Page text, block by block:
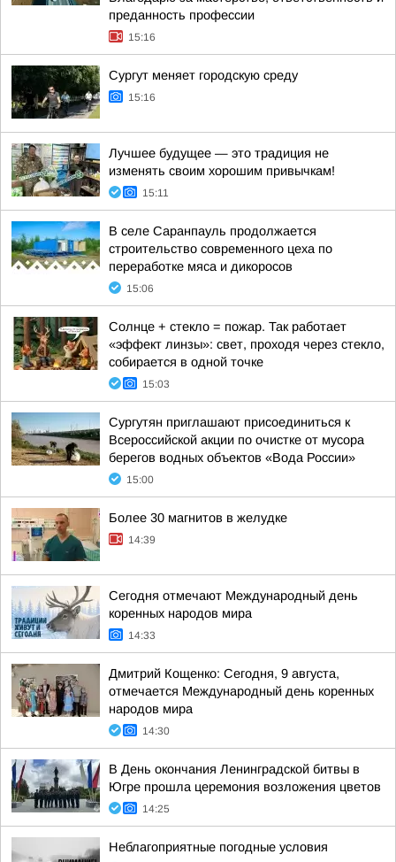
преданность профессии
15:16
Сургут меняет городскую среду
15:16
Лучшее будущее — это традиция не
изменять своим хорошим привычкам!
15:11
В селе Саранпауль продолжается
строительство современного цеха по
переработке мяса и дикоросов
15:06
Солнце + стекло = пожар. Так работает
«эффект линзы»: свет, проходя через стекло,
собирается в одной точке
15:03
Сургутян приглашают присоединиться к
Всероссийской акции по очистке от мусора
берегов водных объектов «Вода России»
15:00
Более 30 магнитов в желудке
14:39
Сегодня отмечают Международный день
коренных народов мира
14:33
Дмитрий Кощенко: Сегодня, 9 августа,
отмечается Международный день коренных
народов мира
14:30
В День окончания Ленинградской битвы в
Югре прошла церемония возложения цветов
14:25
Неблагоприятные погодные условия